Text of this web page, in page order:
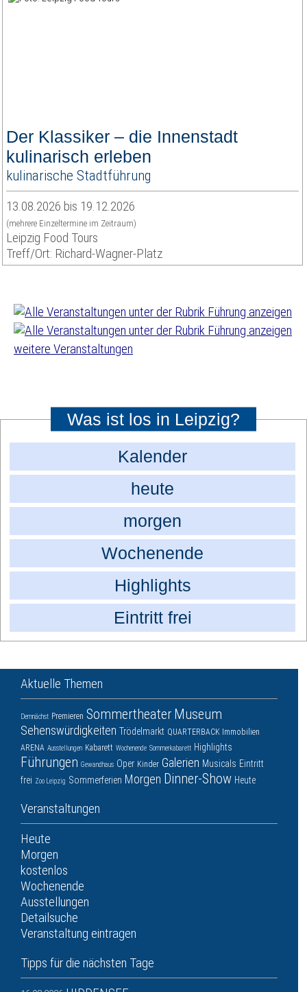
Der Klassiker – die Innenstadt
kulinarisch erleben
kulinarische Stadtführung
13.08.2026 bis 19.12.2026
(mehrere Einzeltermine im Zeitraum)
Leipzig Food Tours
Treff/Ort: Richard-Wagner-Platz
weitere Veranstaltungen
Was ist los in Leipzig?
Kalender
heute
morgen
Wochenende
Highlights
Eintritt frei
Aktuelle Themen
Demnächst Premieren Sommertheater Museum
Sehenswürdigkeiten Trödelmarkt QUARTERBACK Immobilien
ARENA Ausstellungen Kabarett Wochenende Sommerkabarett Highlights
Führungen Gewandhaus Oper Kinder Galerien Musicals Eintritt
frei Zoo Leipzig Sommerferien Morgen Dinner-Show Heute
Veranstaltungen
Heute
Morgen
kostenlos
Wochenende
Ausstellungen
Detailsuche
Veranstaltung eintragen
Tipps für die nächsten Tage